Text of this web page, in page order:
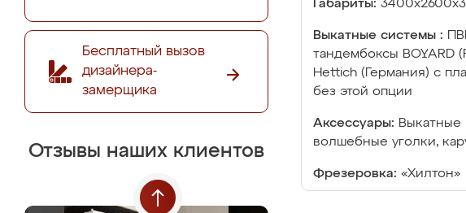
Бесплатный вызов
дизайнера-
замерщика
Отзывы наших клиентов
Габариты:
Выкатные системы :
тандембоксы BOYARD
Hettich (Германия) с
без этой опции
Аксессуары: Выкатные
волшебные уголки,
Фрезеровка: «Хилтон»